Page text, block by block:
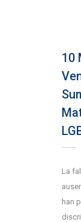
10
La
han